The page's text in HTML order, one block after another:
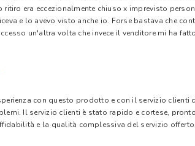
era eccezionalmente chiuso x imprevisto
e lo avevo visto anche io. Forse bastava che
un'altra volta che invece il venditore mi ha
con questo prodotto e con il servizio
Il servizio clienti è stato rapido e cortese,
e la qualità complessiva del servizio offerto.